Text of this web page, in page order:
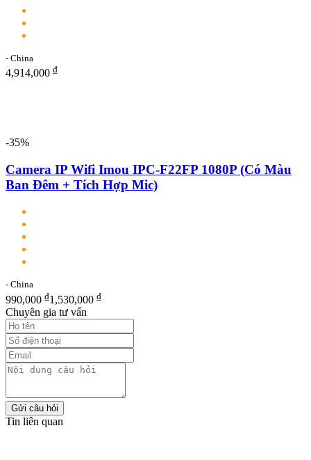
- China
4,914,000 ₫
-35%
Camera IP Wifi Imou IPC-F22FP 1080P (Có Màu
Ban Đêm + Tích Hợp Mic)
- China
990,000 ₫1,530,000 ₫
Chuyên gia tư vấn
Gửi câu hỏi
Tin liên quan